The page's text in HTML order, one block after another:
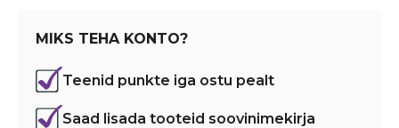
MIKS TEHA KONTO?
Teenid punkte iga ostu pealt
Saad lisada tooteid soovinimekirja